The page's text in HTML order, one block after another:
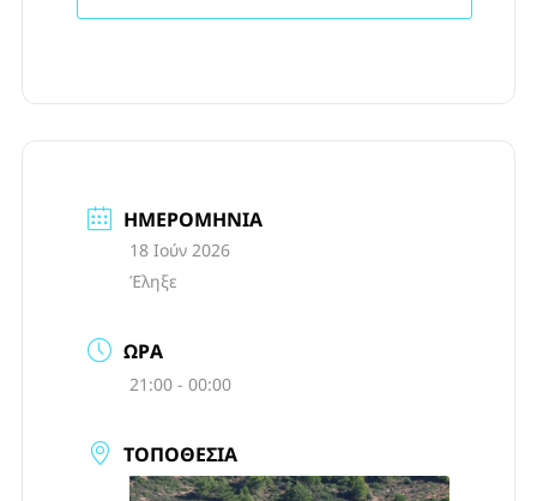
ΗΜΕΡΟΜΗΝΊΑ
18 Ιούν 2026
Έληξε
ΏΡΑ
21:00 - 00:00
ΤΟΠΟΘΕΣΊΑ